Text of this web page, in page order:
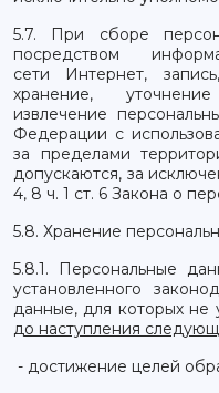
5.7. При сборе
посредством
сети Интернет,
хранение,
извлечение
Федерации с
за пределами
допускаются, за
4, 8 ч. 1 ст. 6 Закона о
5.8. Хранение
5.8.1. Персональные
установленного
данные, для которых не
до наступления
- достижение целей